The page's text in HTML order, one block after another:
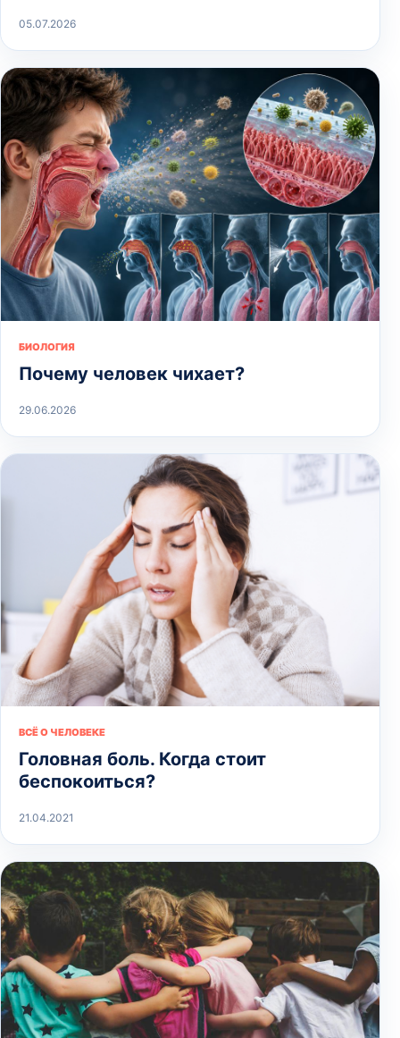
05.07.2026
БИОЛОГИЯ
Почему человек чихает?
29.06.2026
ВСЁ О ЧЕЛОВЕКЕ
Головная боль. Когда стоит
беспокоиться?
21.04.2021